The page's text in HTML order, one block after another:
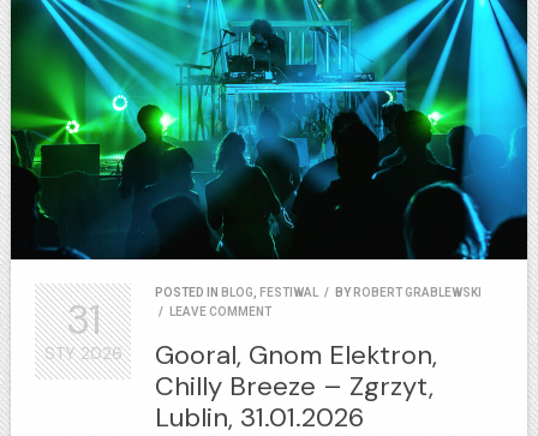
POSTED IN BLOG FESTIWAL / BY ROBERT GRABLEWSKI
/
LEAVE COMMENT
Gooral, Gnom Elektron,
Chilly Breeze – Zgrzyt,
Lublin, 31.01.2026
31
STY2026